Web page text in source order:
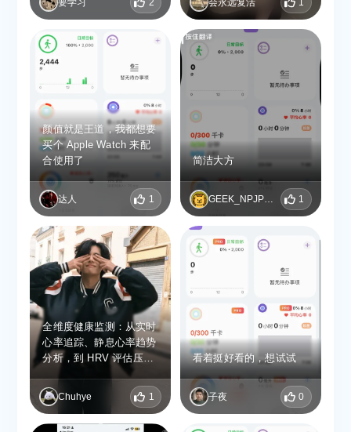
要学习 2 会永远复活 1
颜值就是王道，我都想要
买个 Apple Watch 来配
合使用了
达人 1
简洁大方
GEEK_NPJPDBNI 1
全维度健康监测：从实时
心率追踪、静息心率趋势
分析，到 HRV 评估压力
水平，再到深睡、浅睡、
REM 各阶段睡眠记录，
还有周 / 月 / 年度健康数
Chuhye 1
看着挺好看的，想试试
子夜 0